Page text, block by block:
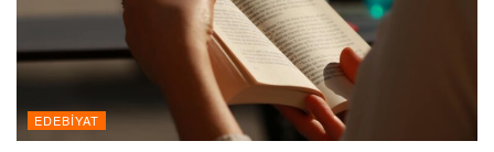
EDEBIYAT